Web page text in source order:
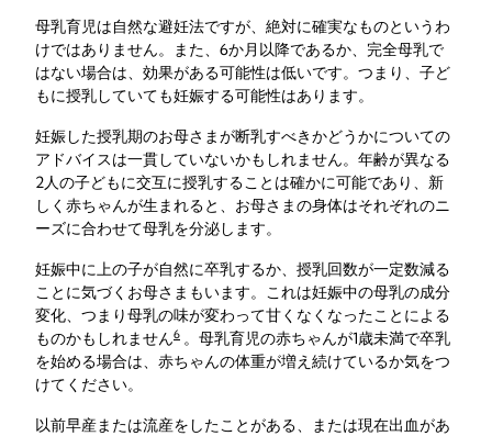
母乳育児は自然な避妊法ですが、絶対に確実なものというわ
けではありません。また、6か月以降であるか、完全母乳で
はない場合は、効果がある可能性は低いです。つまり、子ど
もに授乳していても妊娠する可能性はあります。
妊娠した授乳期のお母さまが断乳すべきかどうかについての
アドバイスは一貫していないかもしれません。年齢が異なる
2人の子どもに交互に授乳することは確かに可能であり、新
しく赤ちゃんが生まれると、お母さまの身体はそれぞれのニ
ーズに合わせて母乳を分泌します。
妊娠中に上の子が自然に卒乳するか、授乳回数が一定数減る
ことに気づくお母さまもいます。これは妊娠中の母乳の成分
変化、つまり母乳の味が変わって甘くなくなったことによる
ものかもしれません6 。母乳育児の赤ちゃんが1歳未満で卒乳
を始める場合は、赤ちゃんの体重が増え続けているか気をつ
けてください。
以前早産または流産をしたことがある、または現在出血があ